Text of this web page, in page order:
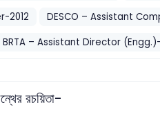
2012
DESCO – Assistant
BRTA – Assistant Director
রচয়িতা-